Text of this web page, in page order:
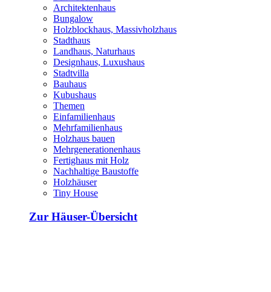
Architektenhaus
Bungalow
Holzblockhaus, Massivholzhaus
Stadthaus
Landhaus, Naturhaus
Designhaus, Luxushaus
Stadtvilla
Bauhaus
Kubushaus
Themen
Einfamilienhaus
Mehrfamilienhaus
Holzhaus bauen
Mehrgenerationenhaus
Fertighaus mit Holz
Nachhaltige Baustoffe
Holzhäuser
Tiny House
Zur Häuser-Übersicht